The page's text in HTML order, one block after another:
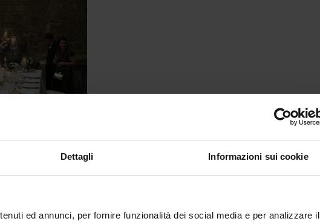
Dettagli Informazioni sui cookie
ed annunci, per fornire funzionalità dei social media e per analizzare il